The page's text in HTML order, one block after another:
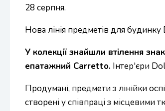
28 серпня.
Нова лінія предметів для
У колекції знайшли втілення
епатажний Carretto. Інтер'єри
Продумані, предмети з лінійки
створені у співпраці з